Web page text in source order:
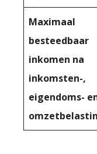
Maximaal
besteedbaar
inkomen na
inkomsten-,
eigendoms-